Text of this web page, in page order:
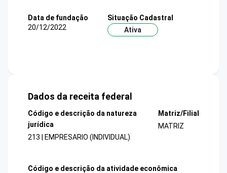
Data de fundação
20/12/2022
Situação Cadastral
Ativa
Dados da receita federal
Código e descrição da natureza
jurídica
213 | EMPRESARIO (INDIVIDUAL)
Matriz/Filial
MATRIZ
Código e descrição da atividade econômica